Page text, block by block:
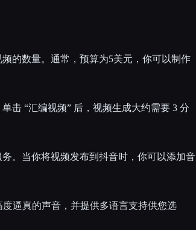
的数量。通常，预算为5美元，你可以制作
击 “汇编视频” 后，视频生成大约需要 3 分
。当你将视频发布到抖音时，你可以添加音
度逼真的声音，并提供多语言支持供您选